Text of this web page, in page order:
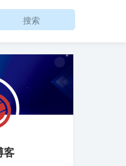
客